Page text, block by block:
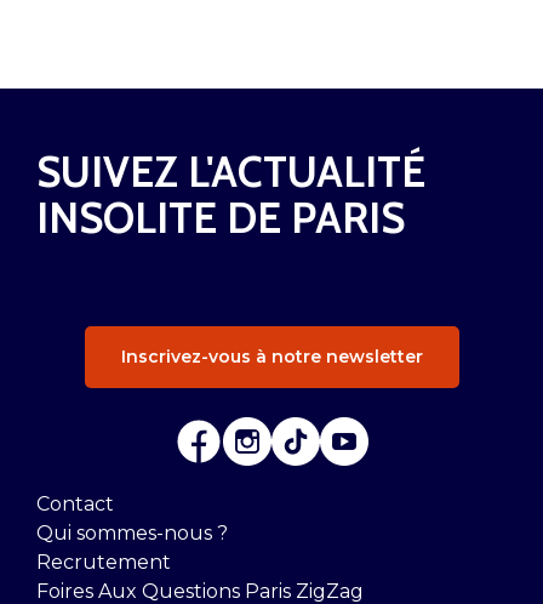
SUIVEZ L'ACTUALITÉ
INSOLITE DE PARIS
Inscrivez-vous à notre newsletter
Contact
Qui sommes-nous ?
Recrutement
Foires Aux Questions Paris ZigZag